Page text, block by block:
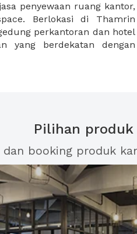
penyewaan ruang kantor,
Berlokasi di Thamrin
perkantoran dan hotel
yang berdekatan dengan
Cubb Square tempat
Pilihan produk
dan booking produk